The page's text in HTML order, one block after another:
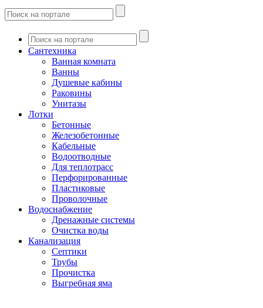
Сантехника
Ванная комната
Ванны
Душевые кабины
Раковины
Унитазы
Лотки
Бетонные
Железобетонные
Кабельные
Водоотводные
Для теплотрасс
Перфорированные
Пластиковые
Проволочные
Водоснабжение
Дренажные системы
Очистка воды
Канализация
Септики
Трубы
Прочистка
Выгребная яма